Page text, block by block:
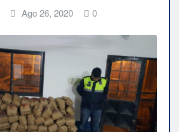
Ago 26, 2020 0